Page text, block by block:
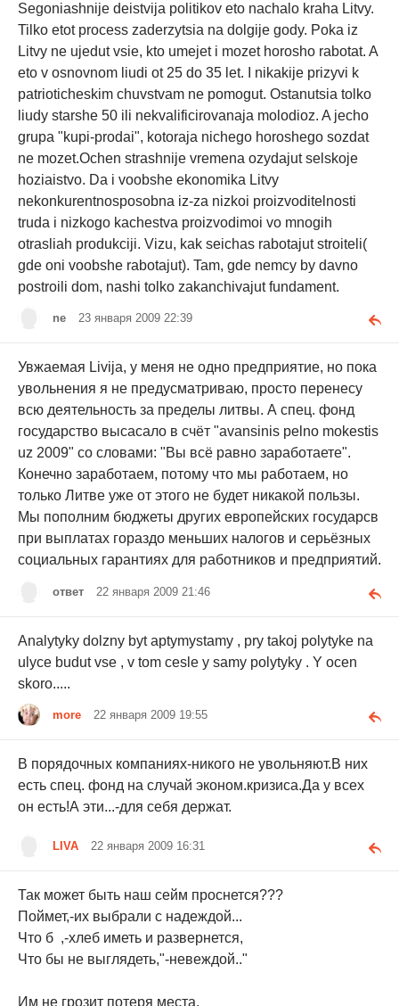
Segoniashnije deistvija politikov eto nachalo kraha Litvy.
Tilko etot process zaderzytsia na dolgije gody. Poka iz
Litvy ne ujedut vsie, kto umejet i mozet horosho rabotat. A
eto v osnovnom liudi ot 25 do 35 let. I nikakije prizyvi k
patrioticheskim chuvstvam ne pomogut. Ostanutsia tolko
liudy starshe 50 ili nekvalificirovanaja molodioz. A jecho
grupa "kupi-prodai", kotoraja nichego horoshego sozdat
ne mozet.Ochen strashnije vremena ozydajut selskoje
hoziaistvo. Da i voobshe ekonomika Litvy
nekonkurentnosposobna iz-za nizkoi proizvoditelnosti
truda i nizkogo kachestva proizvodimoi vo mnogih
otrasliah produkciji. Vizu, kak seichas rabotajut stroiteli(
gde oni voobshe rabotajut). Tam, gde nemcy by davno
postroili dom, nashi tolko zakanchivajut fundament.
ne 23 января 2009 22:39
Увжаемая Livija, у меня не одно предприятие, но пока
увольнения я не предусматриваю, просто перенесу
всю деятельность за пределы литвы. А спец. фонд
государство высасало в счёт "avansinis pelno mokestis
uz 2009" со словами: "Вы всё равно заработаете".
Конечно заработаем, потому что мы работаем, но
только Литве уже от этого не будет никакой пользы.
Мы пополним бюджеты других европейских государсв
при выплатах гораздо меньших налогов и серьёзных
социальных гарантиях для работников и предприятий.
ответ 22 января 2009 21:46
Analytyky dolzny byt aptymystamy , pry takoj polytyke na
ulyce budut vse , v tom cesle y samy polytyky . Y ocen
skoro.....
more 22 января 2009 19:55
В порядочных компаниях-никого не увольняют.В них
есть спец. фонд на случай эконом.кризиса.Да у всех
он есть!А эти...-для себя держат.
LIVA 22 января 2009 16:31
Так может быть наш сейм проснется???
Поймет,-их выбрали с надеждой...
Что б ,-хлеб иметь и развернется,
Что бы не выглядеть,"-невеждой.."
Им не грозит потеря места,